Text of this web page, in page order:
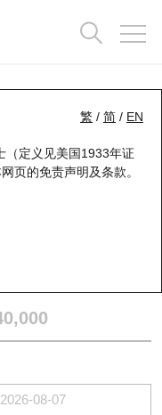
繁 / 简 / EN
（定义见美国1933年证
页的免责声明及条款。
指数